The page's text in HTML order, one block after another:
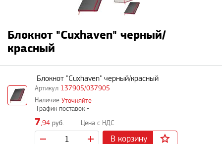
Блокнот "Cuxhaven" черный/
красный
137905/037905
Блокнот "Cuxhaven" черный/красный
Уточняйте
График поставок
7,94 руб.
В корзину